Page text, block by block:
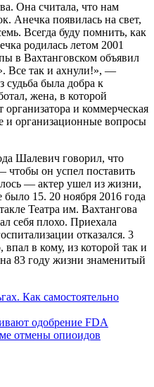
Она считала, что нам
Анечка появилась на свет,
Всегда буду помнить, как
родилась летом 2001
в Вахтанговском объявил
Все так и ахнули!», —
была добра к
жена, в которой
и коммерческая
и организационные вопросы
Шалевич говорил, что
чтобы он успел поставить
— актер ушел из жизни,
15. 20 ноября 2016 года
Театра им. Вахтангова
себя плохо. Приехала
отказался. 3
в кому, из которой так и
83 году жизни знаменитый
Как самостоятельно
одобрение FDA
отмены опиоидов